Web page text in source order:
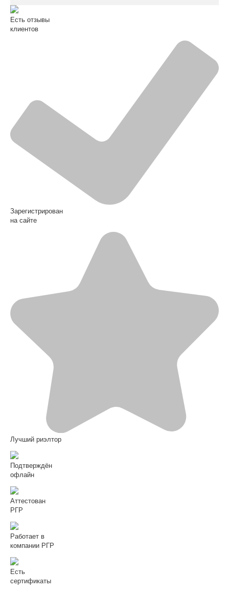
Есть отзывы
клиентов
Зарегистрирован
на сайте
Лучший риэлтор
Подтверждён
офлайн
Аттестован
РГР
Работает в
компании РГР
Есть
сертификаты